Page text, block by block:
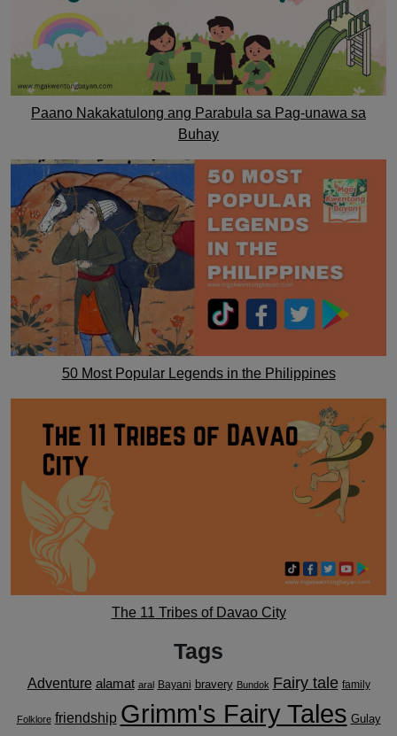
Paano Nakakatulong ang Parabula sa Pag-unawa sa
Buhay
50 Most Popular Legends in the Philippines
The 11 Tribes of Davao City
Tags
Adventure alamat aral Bayani bravery Bundok Fairy tale family
Folklore friendship Grimm's Fairy Tales Gulay